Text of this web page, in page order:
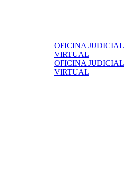
OFICINA JUDICIAL
VIRTUAL
OFICINA JUDICIAL
VIRTUAL